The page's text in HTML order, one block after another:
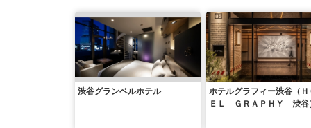
渋谷グランベルホテル
ホテルグラフィー渋谷（Ｈ
ＥＬ ＧＲＡＰＨＹ 渋谷